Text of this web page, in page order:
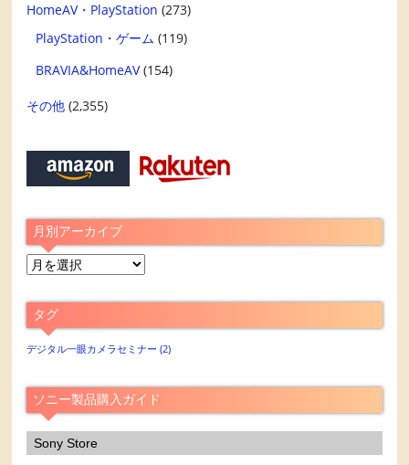
HomeAV・PlayStation (273)
PlayStation・ゲーム (119)
BRAVIA&HomeAV(154)
その他 (2,355)
月別アーカイブ
月
ア
ー
カ
ブ
タグ
デジタル一眼カメラセミナー (2)
ソニー製品購入ガイド
Sony Store